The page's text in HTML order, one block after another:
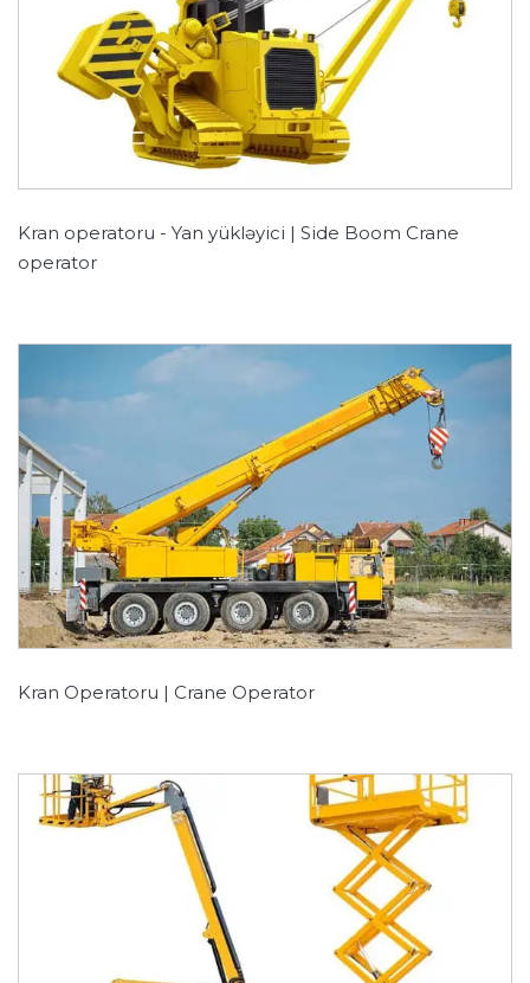
Kran operatoru - Yan yükləyici | Side Boom Crane
operator
Kran Operatoru | Crane Operator